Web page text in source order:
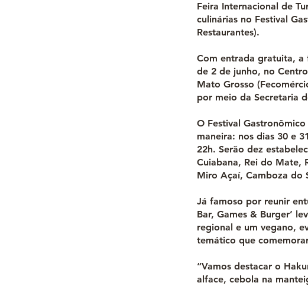
Feira Internacional de
culinárias no Festival
Restaurantes).
Com entrada gratuita, a
de 2 de junho, no
Mato Grosso
por meio da Secretaria
O Festival
maneira: nos dias 30 e
22h. Serão dez
Cuiabana, Rei do Mate,
Miro Açaí, Camboza do
Já famoso por reunir
Bar, Games & Burger’
regional e um vegano,
temático que
“Vamos destacar o
alface, cebola na